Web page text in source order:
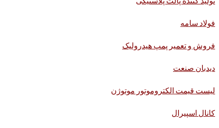
فولاد سامه
فروش و تعمیر پمپ هیدرولیک
دیدبان صنعت
لیست قیمت الکتروموتور موتوژن
کانال اسپیرال